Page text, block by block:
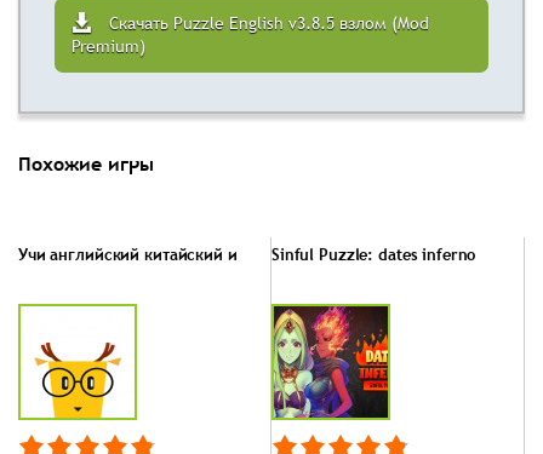
Скачать Puzzle English v3.8.5 взлом (Mod
Premium)
Похожие игры
Учи английский китайский и Sinful Puzzle: dates inferno